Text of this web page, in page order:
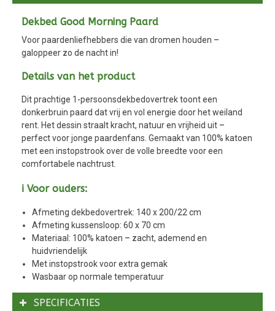
Dekbed Good Morning Paard
Voor paardenliefhebbers die van dromen houden –
galoppeer zo de nacht in!
Details van het product
Dit prachtige 1-persoonsdekbedovertrek toont een
donkerbruin paard dat vrij en vol energie door het weiland
rent. Het dessin straalt kracht, natuur en vrijheid uit –
perfect voor jonge paardenfans. Gemaakt van 100% katoen
met een instopstrook over de volle breedte voor een
comfortabele nachtrust.
ℹ️ Voor ouders:
Afmeting dekbedovertrek: 140 x 200/22 cm
Afmeting kussensloop: 60 x 70 cm
Materiaal: 100% katoen – zacht, ademend en
huidvriendelijk
Met instopstrook voor extra gemak
Wasbaar op normale temperatuur
SPECIFICATIES